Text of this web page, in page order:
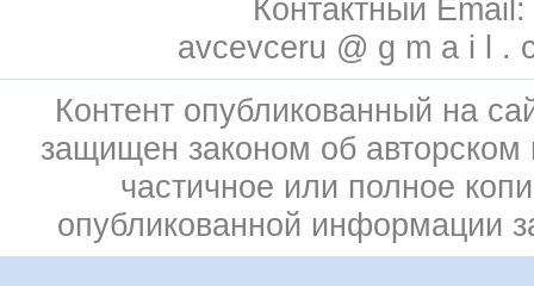
Контактный Email:
avcevceru @ g m a i l .
Контент опубликованный на
защищен законом об
частичное или полное
опубликованной информации